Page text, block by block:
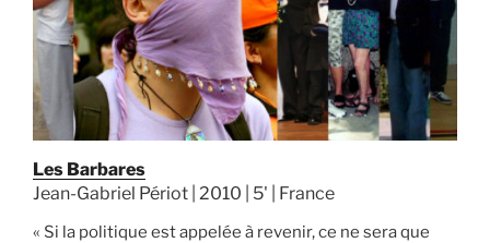
Les Barbares
Jean-Gabriel Périot | 2010 | 5' | France
« Si la politique est appelée à revenir, ce ne sera que